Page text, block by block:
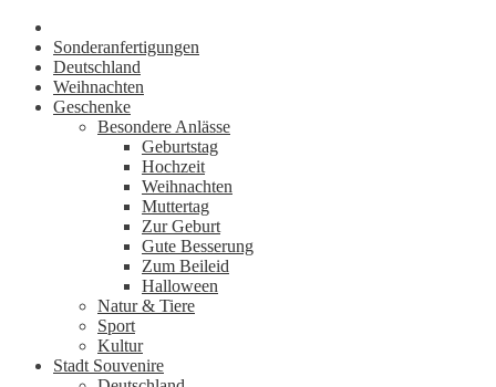
Sonderanfertigungen
Deutschland
Weihnachten
Geschenke
Besondere Anlässe
Geburtstag
Hochzeit
Weihnachten
Muttertag
Zur Geburt
Gute Besserung
Zum Beileid
Halloween
Natur & Tiere
Sport
Kultur
Stadt Souvenire